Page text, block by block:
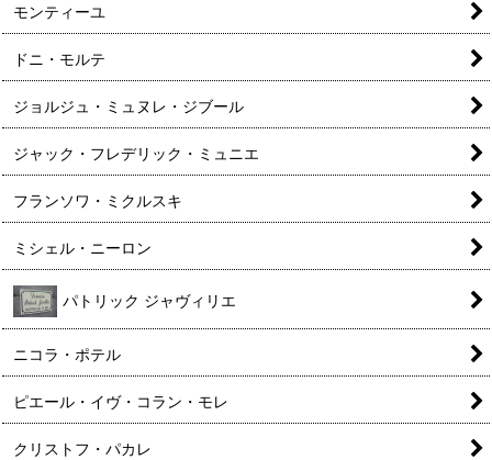
モンティーユ
ドニ・モルテ
ジョルジュ・ミュヌレ・ジブール
ジャック・フレデリック・ミュニエ
フランソワ・ミクルスキ
ミシェル・ニーロン
パトリック ジャヴィリエ
ニコラ・ポテル
ピエール・イヴ・コラン・モレ
クリストフ・パカレ